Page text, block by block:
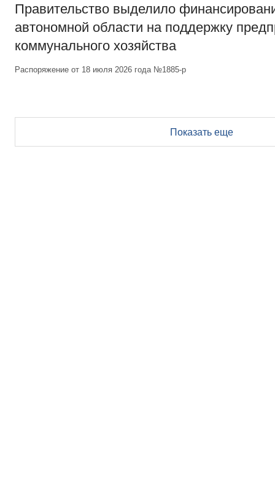
Правительство выделило
автономной области на поддержку
коммунального хозяйства
Распоряжение от 18 июля 2026 года №1885-р
Показать еще